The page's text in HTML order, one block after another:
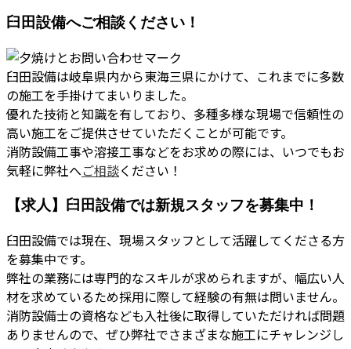
臼田設備へご相談ください！
臼田設備は岐阜県内から東海三県にかけて、これまでに多数
の施工を手掛けてまいりました。
優れた技術と知識を有しており、多種多様な現場で信頼性の
高い施工をご提供させていただくことが可能です。
消防設備工事や溶接工事などをお求めの際には、いつでもお
気軽に弊社へご相談ください！
【求人】臼田設備では新規スタッフを募集中！
臼田設備では現在、現場スタッフとして活躍してくださる方
を募集中です。
弊社の業務には専門的なスキルが求められますが、幅広い人
材を求めているため採用に際して経験の有無は問いません。
消防設備士の資格なども入社後に取得していただければ問題
ありませんので、ぜひ弊社でさまざまな施工にチャレンジし